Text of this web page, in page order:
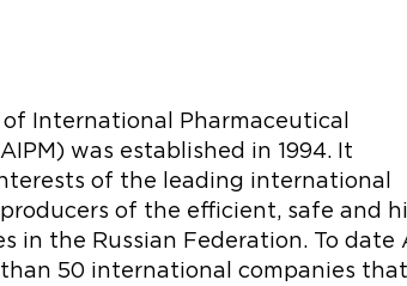
of International Pharmaceutical
was established in 1994. It
of the leading international
of the efficient, safe and
in the Russian Federation. To date
than 50 international companies that